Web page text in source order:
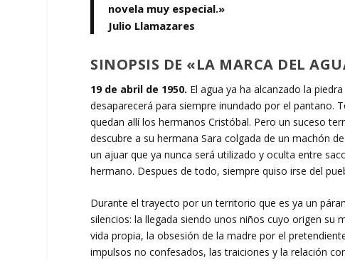
novela muy especial.»
Julio Llamazares
SINOPSIS DE «LA MARCA DEL
19 de abril de 1950. El agua ya ha alcanzado la
desaparecerá para siempre inundado por el pantano.
quedan allí los hermanos Cristóbal. Pero un suceso
descubre a su hermana Sara colgada de un machón
un ajuar que ya nunca será utilizado y oculta entre
hermano. Despues de todo, siempre quiso irse del
Durante el trayecto por un territorio que es ya un
silencios: la llegada siendo unos niños cuyo origen su
vida propia, la obsesión de la madre por el
impulsos no confesados, las traiciones y la relación